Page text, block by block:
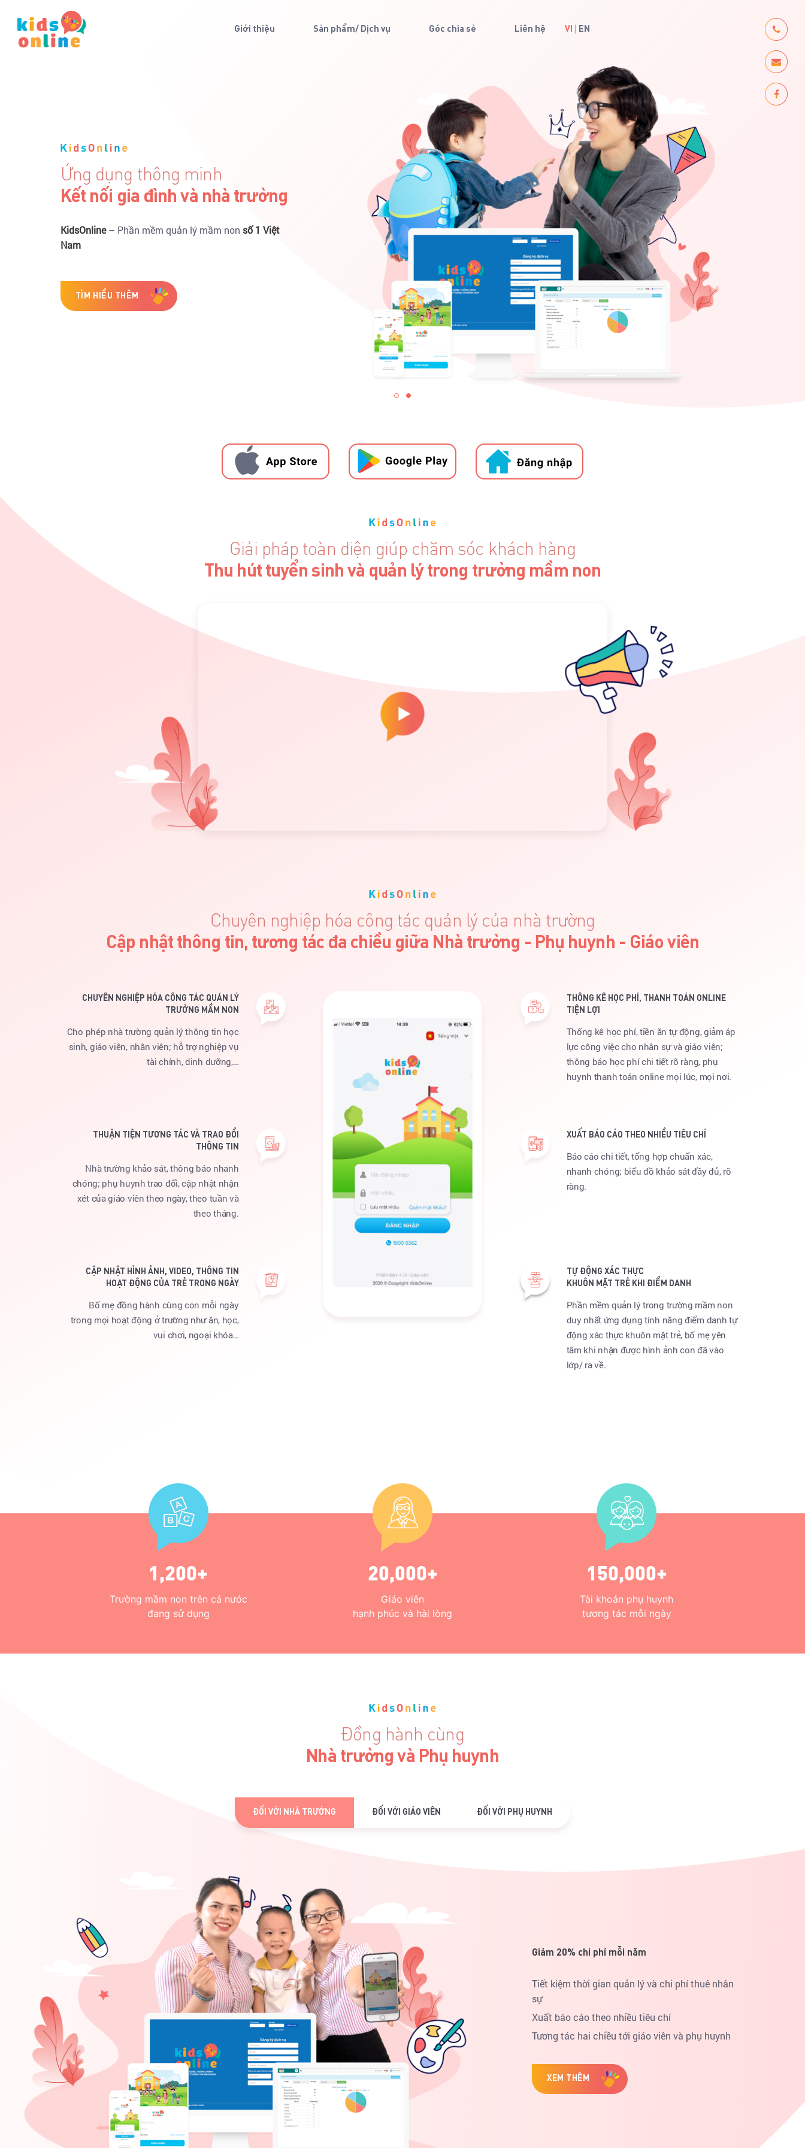
Giới thiệu Sản phẩm/ Dịch vụ Góc chia sẻ Liên hệ VI EN
Nơi lưu giữ ký ức của trẻ
Cập nhật hình ảnh, video hoạt
động của trẻ trong ngày
trường
Giải pháp toàn diện giúp chăm sóc khách hàng
Thu hút tuyển sinh và quản lý trong trường mầm non
Chuyên nghiệp hóa công tác quản lý của nhà trường
Cập nhật thông tin, tương tác đa chiều giữa Nhà trường - Phụ huynh - Giáo viên
CHUYÊN NGHIỆP HÓA CÔNG TÁC QUẢN LÝ
TRƯỜNG MẦM NON
Cho phép nhà trường quản lý thông tin học
sinh, giáo viên, nhân viên; hỗ trợ nghiệp vụ
tài chính, dinh dưỡng,…
THỐNG KÊ HỌC PHÍ, THANH TOÁN ONLINE
TIỆN LỢI
Thống kê học phí, tiền ăn tự động, giảm áp
lực công việc cho nhân sự và giáo viên;
thông báo học phí chi tiết rõ ràng, phụ
huynh thanh toán online mọi lúc, mọi nơi.
THUẬN TIỆN TƯƠNG TÁC VÀ TRAO ĐỔI
THÔNG TIN
Nhà trường khảo sát, thông báo nhanh
chóng; phụ huynh trao đổi, cập nhật nhận
xét của giáo viên theo ngày, theo tuần và
theo tháng.
XUẤT BÁO CÁO THEO NHIỀU TIÊU CHÍ
Báo cáo chi tiết, tổng hợp chuẩn xác,
nhanh chóng; biểu đồ khảo sát đầy đủ, rõ
ràng.
CẬP NHẬT HÌNH ẢNH, VIDEO, THÔNG TIN
HOẠT ĐỘNG CỦA TRẺ TRONG NGÀY
Bố mẹ đồng hành cùng con mỗi ngày
trong mọi hoạt động ở trường như ăn, học,
vui chơi, ngoại khóa…
TỰ ĐỘNG XÁC THỰC
KHUÔN MẶT TRẺ KHI ĐIỂM DANH
Phần mềm quản lý trong trường mầm non
duy nhất ứng dụng tính năng điểm danh tự
động xác thực khuôn mặt trẻ, bố mẹ yên
tâm khi nhận được hình ảnh con đã vào
lớp/ ra về.
1,200+
Trường mầm non trên cả nước
đang sử dụng
20,000+
Giáo viên
hạnh phúc và hài lòng
150,000+
Tài khoản phụ huynh
tương tác mỗi ngày
Đồng hành cùng
Nhà trường và Phụ huynh
ĐỐI VỚI NHÀ TRƯỜNG ĐỐI VỚI GIÁO VIÊN ĐỐI VỚI PHỤ HUYNH
Giảm 20% chi phí mỗi năm
Tiết kiệm thời gian quản lý và chi phí thuê nhân
sự
Xuất báo cáo theo nhiều tiêu chí
Tương tác hai chiều tới giáo viên và phụ huynh
XEM THÊM